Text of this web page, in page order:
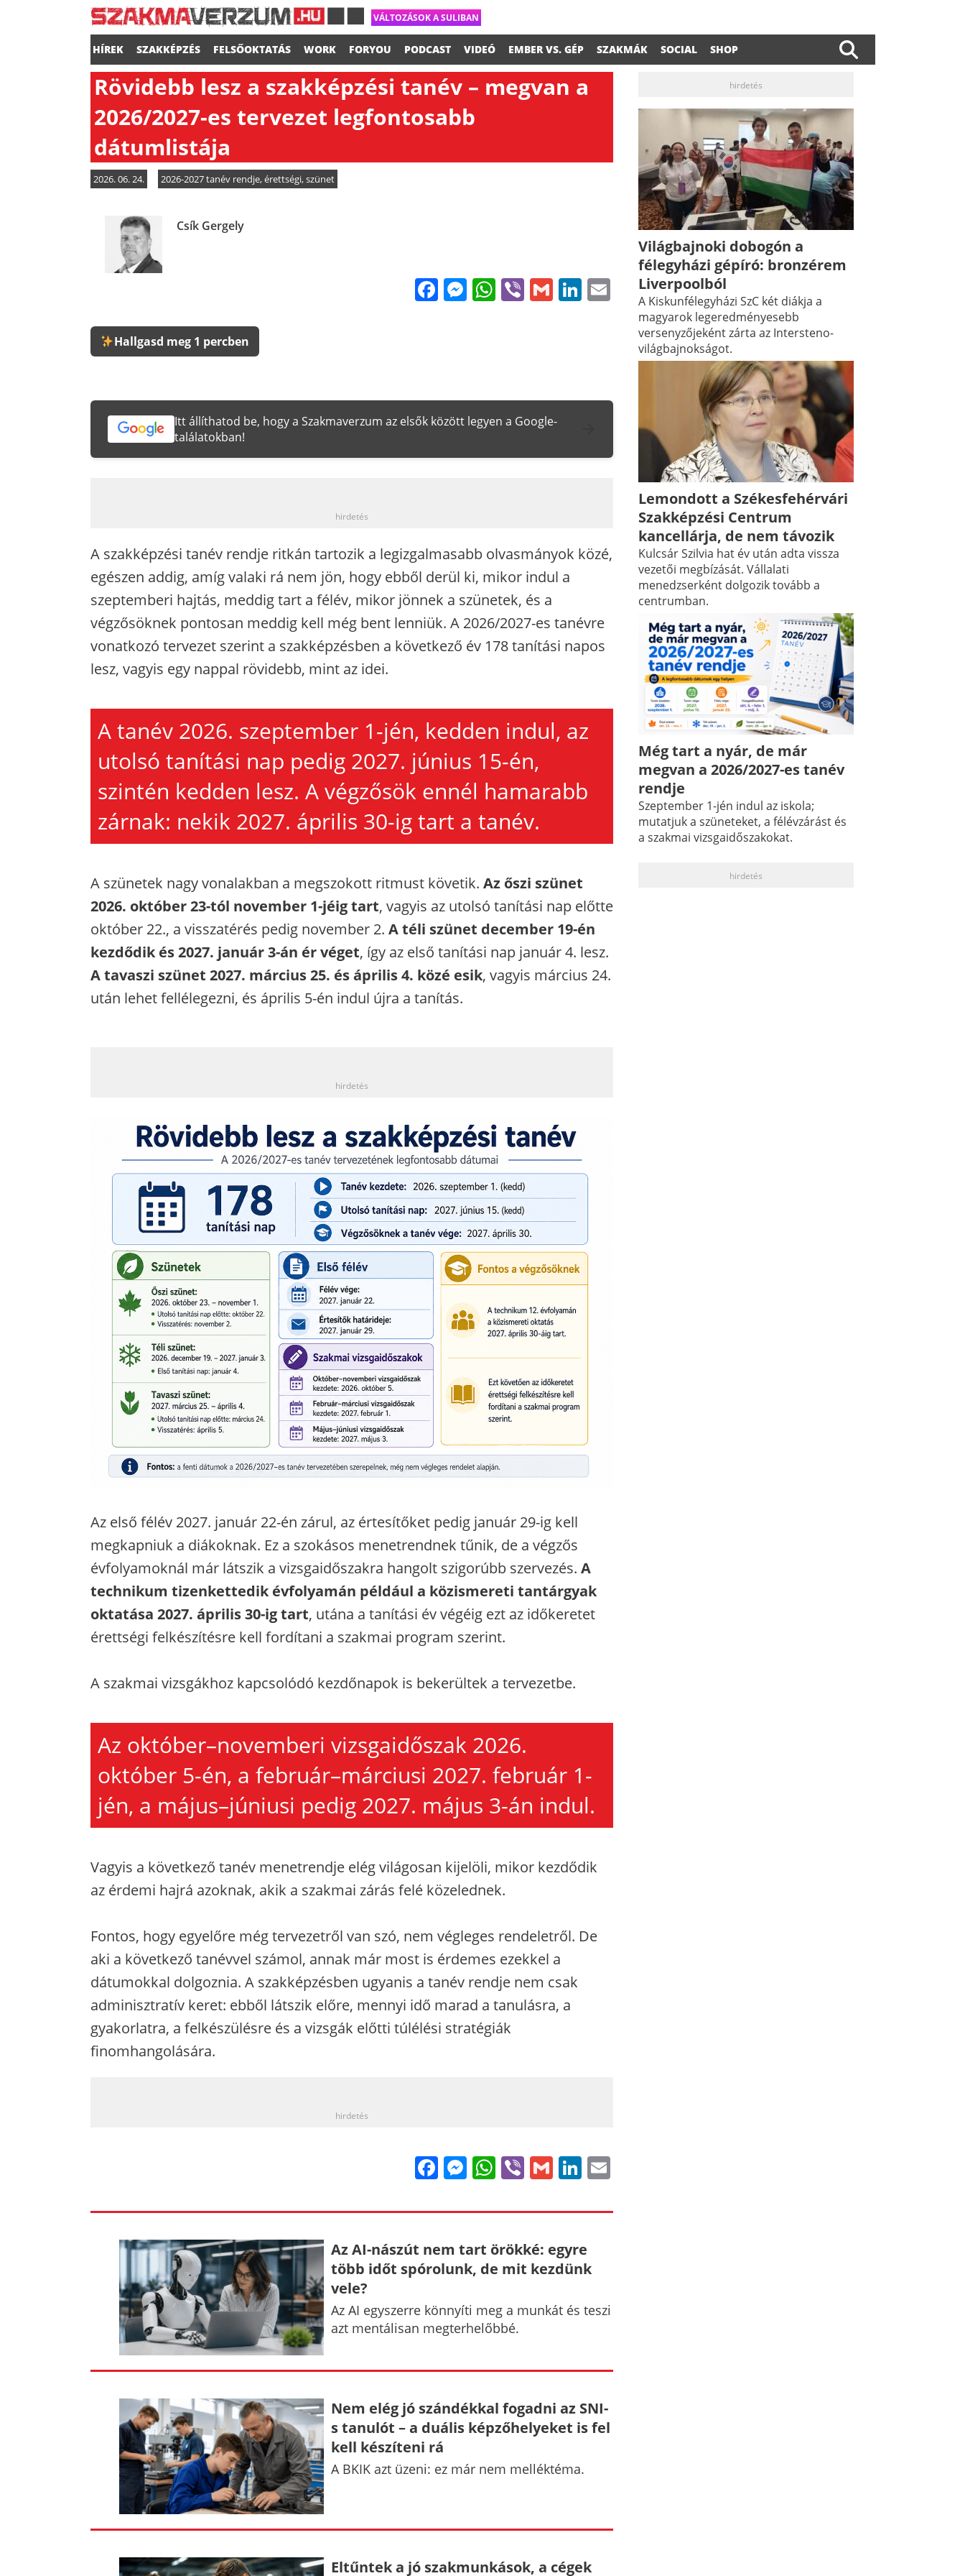
VÁLTOZÁSOK A SULIBAN
HÍREK SZAKKÉPZÉS FELSŐOKTATÁS WORK FORYOU PODCAST VIDEÓ EMBER VS. GÉP SZAKMÁK SOCIAL SHOP
Rövidebb lesz a szakképzési tanév – megvan a
2026/2027-es tervezet legfontosabb
dátumlistája
2026. 06. 24. 2026-2027 tanév rendje,érettségi,szünet
Csík Gergely
Facebook
Messenger
WhatsApp
ViberGmailLinkedIn
Email
Hallgasd meg 1 percben
Itt állíthatod be, hogy a Szakmaverzum az elsők között legyen a Google-
találatokban!
hirdetés
A szakképzési tanév rendje ritkán tartozik a legizgalmasabb olvasmányok közé,
egészen addig, amíg valaki rá nem jön, hogy ebből derül ki, mikor indul a
szeptemberi hajtás, meddig tart a félév, mikor jönnek a szünetek, és a
végzősöknek pontosan meddig kell még bent lenniük. A 2026/2027-es tanévre
vonatkozó tervezet szerint a szakképzésben a következő év 178 tanítási napos
lesz, vagyis egy nappal rövidebb, mint az idei.
A tanév 2026. szeptember 1-jén, kedden indul, az
utolsó tanítási nap pedig 2027. június 15-én,
szintén kedden lesz. A végzősök ennél hamarabb
zárnak: nekik 2027. április 30-ig tart a tanév.
A szünetek nagy vonalakban a megszokott ritmust követik. Az őszi szünet
2026. október 23-tól november 1-jéig tart, vagyis az utolsó tanítási nap előtte
október 22., a visszatérés pedig november 2. A téli szünet december 19-én
kezdődik és 2027. január 3-án ér véget, így az első tanítási nap január 4. lesz.
A tavaszi szünet 2027. március 25. és április 4. közé esik, vagyis március 24.
után lehet fellélegezni, és április 5-én indul újra a tanítás.
hirdetés
Az első félév 2027. január 22-én zárul, az értesítőket pedig január 29-ig kell
megkapniuk a diákoknak. Ez a szokásos menetrendnek tűnik, de a végzős
évfolyamoknál már látszik a vizsgaidőszakra hangolt szigorúbb szervezés. A
technikum tizenkettedik évfolyamán például a közismereti tantárgyak
oktatása 2027. április 30-ig tart, utána a tanítási év végéig ezt az időkeretet
érettségi felkészítésre kell fordítani a szakmai program szerint.
A szakmai vizsgákhoz kapcsolódó kezdőnapok is bekerültek a tervezetbe.
Az október–novemberi vizsgaidőszak 2026.
október 5-én, a február–márciusi 2027. február 1-
jén, a május–júniusi pedig 2027. május 3-án indul.
Vagyis a következő tanév menetrendje elég világosan kijelöli, mikor kezdődik
az érdemi hajrá azoknak, akik a szakmai zárás felé közelednek.
Fontos, hogy egyelőre még tervezetről van szó, nem végleges rendeletről. De
aki a következő tanévvel számol, annak már most is érdemes ezekkel a
dátumokkal dolgoznia. A szakképzésben ugyanis a tanév rendje nem csak
adminisztratív keret: ebből látszik előre, mennyi idő marad a tanulásra, a
gyakorlatra, a felkészülésre és a vizsgák előtti túlélési stratégiák
finomhangolására.
hirdetés
Facebook
Messenger
WhatsApp
ViberGmailLinkedIn
Email
Az AI-nászút nem tart örökké: egyre
több időt spórolunk, de mit kezdünk
vele?
Az AI egyszerre könnyíti meg a munkát és teszi
azt mentálisan megterhelőbbé.
Nem elég jó szándékkal fogadni az SNI-
s tanulót – a duális képzőhelyeket is fel
kell készíteni rá
A BKIK azt üzeni: ez már nem melléktéma.
Eltűntek a jó szakmunkások, a cégek
hirdetés
Világbajnoki dobogón a
félegyházi gépíró: bronzérem
Liverpoolból
A Kiskunfélegyházi SzC két diákja a
magyarok legeredményesebb
versenyzőjeként zárta az Intersteno-
világbajnokságot.
Lemondott a Székesfehérvári
Szakképzési Centrum
kancellárja, de nem távozik
Kulcsár Szilvia hat év után adta vissza
vezetői megbízását. Vállalati
menedzserként dolgozik tovább a
centrumban.
Még tart a nyár, de már
megvan a 2026/2027-es tanév
rendje
Szeptember 1-jén indul az iskola;
mutatjuk a szüneteket, a félévzárást és
a szakmai vizsgaidőszakokat.
hirdetés